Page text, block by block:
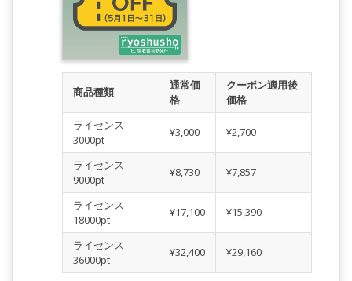
商品種類
通常価
格
クーポン適用後
価格
ライセンス
3000pt
¥3,000 ¥2,700
ライセンス
9000pt
¥8,730 ¥7,857
ライセンス
18000pt
¥17,100 ¥15,390
ライセンス
36000pt
¥32,400 ¥29,160